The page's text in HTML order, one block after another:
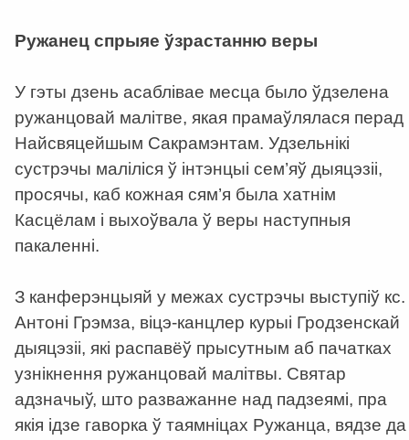
Ружанец спрыяе ўзрастанню веры
У гэты дзень асаблівае месца было ўдзелена
ружанцовай малітве, якая прамаўлялася перад
Найсвяцейшым Сакрамэнтам. Удзельнікі
сустрэчы маліліся ў інтэнцыі сем’яў дыяцэзіі,
просячы, каб кожная сям’я была хатнім
Касцёлам і выхоўвала ў веры наступныя
пакаленні.
З канферэнцыяй у межах сустрэчы выступіў кс.
Антоні Грэмза, віцэ-канцлер курыі Гродзенскай
дыяцэзіі, які распавёў прысутным аб пачатках
узнікнення ружанцовай малітвы. Святар
адзначыў, што разважанне над падзеямі, пра
якія ідзе гаворка ў таямніцах Ружанца, вядзе да